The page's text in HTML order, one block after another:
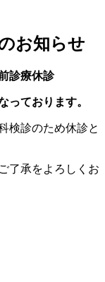
お知らせ
診療休診
っております。
検診のため休診と
了承をよろしくお